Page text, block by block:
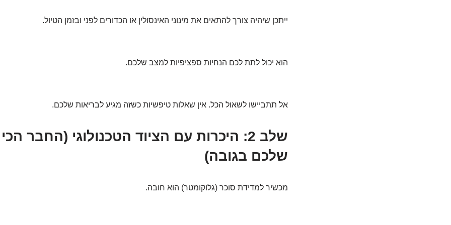
ייתכן שיהיה צורך להתאים את מינוני האינסולין או הכדורים לפני ובזמן הטיול.
הוא יכול לתת לכם הנחיות ספציפיות למצב שלכם.
אל תתביישו לשאול הכל. אין שאלות טיפשיות כשזה מגיע לבריאות שלכם.
שלב 2: היכרות עם הציוד הטכנולוגי (החבר
שלכם בגובה)
מכשיר למדידת סוכר (גלוקומטר) הוא חובה.